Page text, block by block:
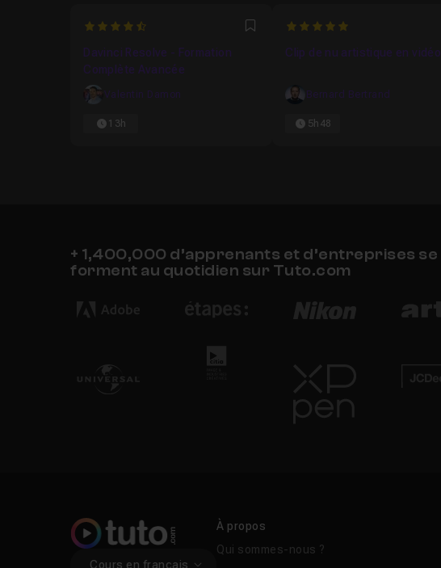
4.3333333333333 Favori
Davinci Resolve - Formation
Complète Avancée
Valentin Damon
13h
5
Clip de nu artistique en vidéo
Bernard Bertrand
5h48
+ 1,400,000 d’apprenants et d’entreprises se
forment au quotidien sur Tuto.com
Cours en français
À propos
Qui sommes-nous ?